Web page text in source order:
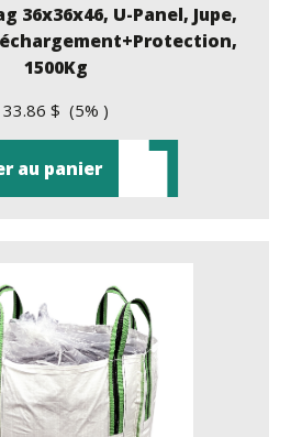
36x36x46, U-Panel, Jupe,
1500Kg
33.86 $ (5% )
au panier